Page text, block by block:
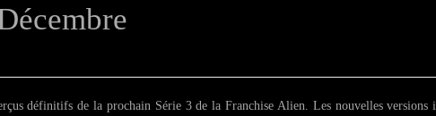
définitifs de la prochain Série 3 de la Franchise Alien. Les nouvelles versions